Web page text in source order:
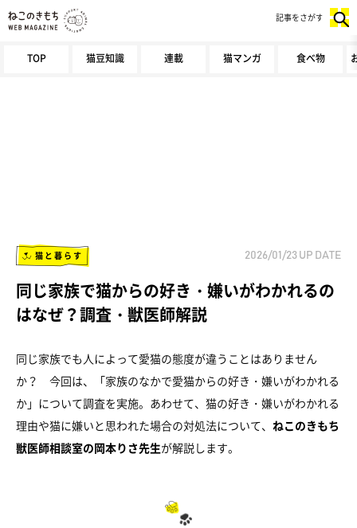
TOP 猫豆知識 連載 猫マンガ 食べ物
記事をさがす
猫と暮らす 2026/01/23 UP DATE
同じ家族で猫からの好き・嫌いがわかれるの
はなぜ？調査・獣医師解説
同じ家族でも人によって愛猫の態度が違うことはありません
か？ 今回は、「家族のなかで愛猫からの好き・嫌いがわかれる
か」について調査を実施。あわせて、猫の好き・嫌いがわかれる
理由や猫に嫌いと思われた場合の対処法について、 ねこのきもち
獣医師相談室の岡本りさ先生が解説します。